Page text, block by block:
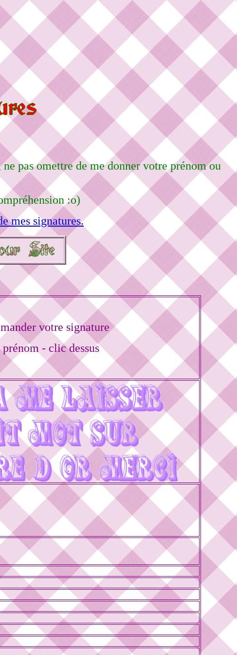
pas omettre de me donner votre prénom ou
:o)
mes signatures.
votre signature
- clic dessus